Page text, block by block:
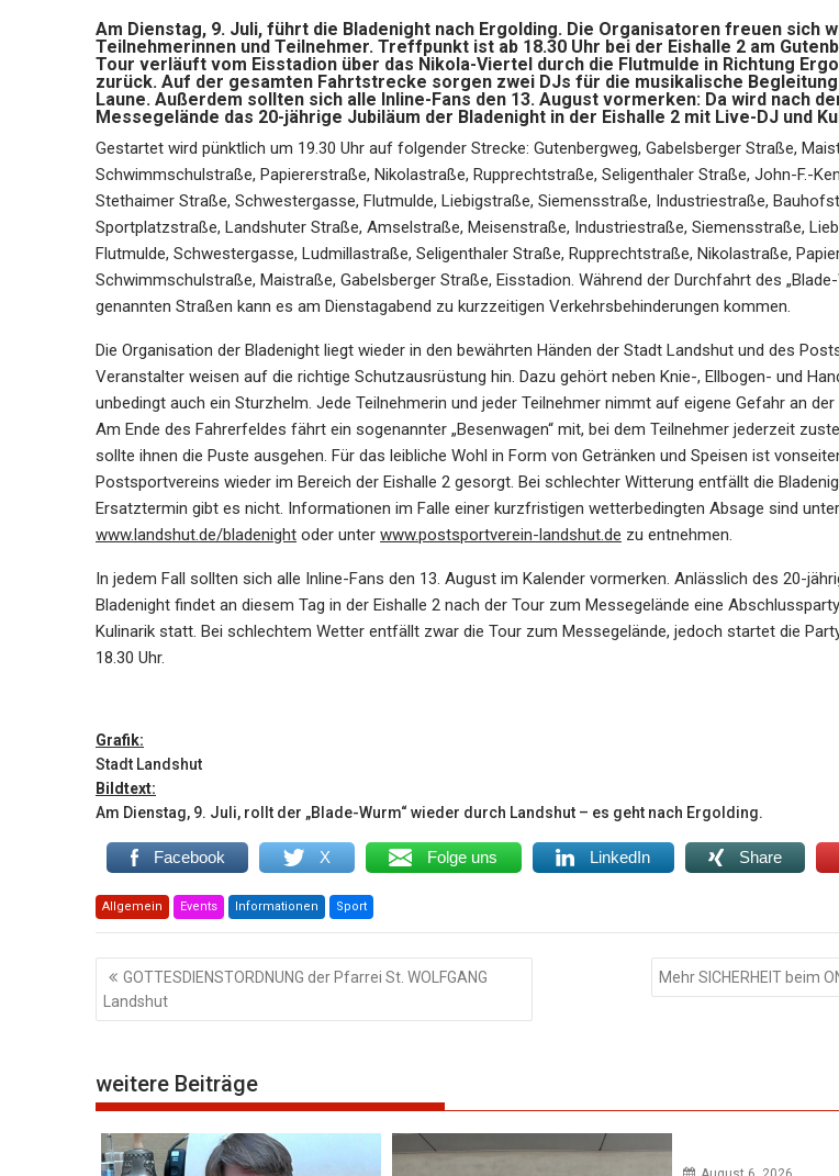
Am Dienstag, 9. Juli, führt die Bladenight nach Ergolding. Die Organisatoren freuen sich
Teilnehmerinnen und Teilnehmer. Treffpunkt ist ab 18.30 Uhr bei der Eishalle 2 am
Tour verläuft vom Eisstadion über das Nikola-Viertel durch die Flutmulde in Richtung
zurück. Auf der gesamten Fahrtstrecke sorgen zwei DJs für die musikalische
Laune. Außerdem sollten sich alle Inline-Fans den 13. August vormerken: Da wird nach
Messegelände das 20-jährige Jubiläum der Bladenight in der Eishalle 2 mit Live-DJ und
Gestartet wird pünktlich um 19.30 Uhr auf folgender Strecke: Gutenbergweg, Gabelsberger Straße,
Schwimmschulstraße, Papiererstraße, Nikolastraße, Rupprechtstraße, Seligenthaler Straße, John-F.-
Stethaimer Straße, Schwestergasse, Flutmulde, Liebigstraße, Siemensstraße, Industriestraße,
Sportplatzstraße, Landshuter Straße, Amselstraße, Meisenstraße, Industriestraße, Siemensstraße,
Flutmulde, Schwestergasse, Ludmillastraße, Seligenthaler Straße, Rupprechtstraße, Nikolastraße,
Schwimmschulstraße, Maistraße, Gabelsberger Straße, Eisstadion. Während der Durchfahrt des
genannten Straßen kann es am Dienstagabend zu kurzzeitigen Verkehrsbehinderungen kommen.
Die Organisation der Bladenight liegt wieder in den bewährten Händen der Stadt Landshut und des
Veranstalter weisen auf die richtige Schutzausrüstung hin. Dazu gehört neben Knie-, Ellbogen- und
unbedingt auch ein Sturzhelm. Jede Teilnehmerin und jeder Teilnehmer nimmt auf eigene Gefahr an der
Am Ende des Fahrerfeldes fährt ein sogenannter „Besenwagen“ mit, bei dem Teilnehmer jederzeit
sollte ihnen die Puste ausgehen. Für das leibliche Wohl in Form von Getränken und Speisen ist
Postsportvereins wieder im Bereich der Eishalle 2 gesorgt. Bei schlechter Witterung entfällt die
Ersatztermin gibt es nicht. Informationen im Falle einer kurzfristigen wetterbedingten Absage sind unter
www.landshut.de/bladenight oder unter www.postsportverein-landshut.de zu entnehmen.
In jedem Fall sollten sich alle Inline-Fans den 13. August im Kalender vormerken. Anlässlich des 20-
Bladenight findet an diesem Tag in der Eishalle 2 nach der Tour zum Messegelände eine
Kulinarik statt. Bei schlechtem Wetter entfällt zwar die Tour zum Messegelände, jedoch startet die
18.30 Uhr.
Grafik:
Stadt Landshut
Bildtext:
Am Dienstag, 9. Juli, rollt der „Blade-Wurm“ wieder durch Landshut – es geht nach Ergolding.
Facebook X Folge uns LinkedIn Share
Allgemein Events Informationen Sport
Beitragsnavigation
GOTTESDIENSTORDNUNG der Pfarrei St. WOLFGANG
Landshut
Mehr SICHERHEIT beim
weitere Beiträge